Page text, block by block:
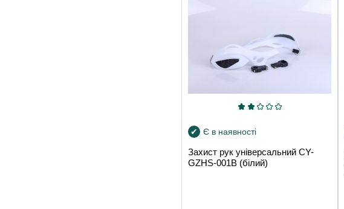
Є в наявності
Захист рук універсальний CY-
GZHS-001B (білий)